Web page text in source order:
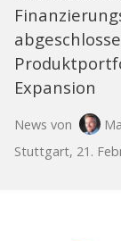
Expansion
News von
Stuttgart, 21.